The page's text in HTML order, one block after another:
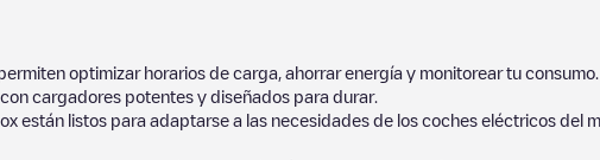
optimizar horarios de carga, ahorrar energía y monitorear tu consumo.
cargadores potentes y diseñados para durar.
están listos para adaptarse a las necesidades de los coches eléctricos del